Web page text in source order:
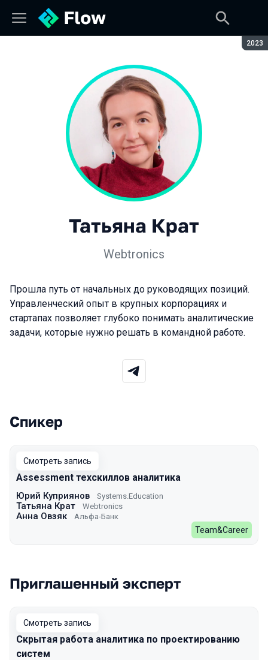
2023
Татьяна Крат
Webtronics
Прошла путь от начальных до руководящих позиций.
Управленческий опыт в крупных корпорациях и
стартапах позволяет глубоко понимать аналитические
задачи, которые нужно решать в командной работе.
Выступления в сезоне 2023
Спикер
Смотреть запись
Assessment техскиллов аналитика
Юрий Куприянов Systems.Education
Татьяна Крат Webtronics
Анна Овзяк Альфа-Банк
Team&Career
Приглашенный эксперт
Смотреть запись
Скрытая работа аналитика по проектированию
систем